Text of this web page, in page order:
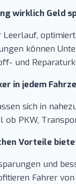
wirklich Geld
Leerlauf,
können
und
in jedem
sich in
ob PKW,
Vorteile
und
Fahrer